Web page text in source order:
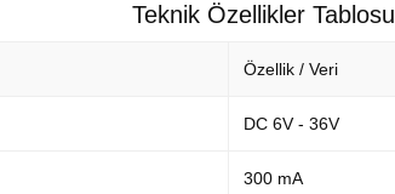
Teknik Özellikler Tablosu
Özellik / Veri
DC 6V - 36V
300 mA